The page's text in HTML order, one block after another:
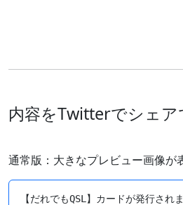
内容をTwitterでシェア
通常版：大きなプレビュー画像が
【だれでもQSL】カードが発行され